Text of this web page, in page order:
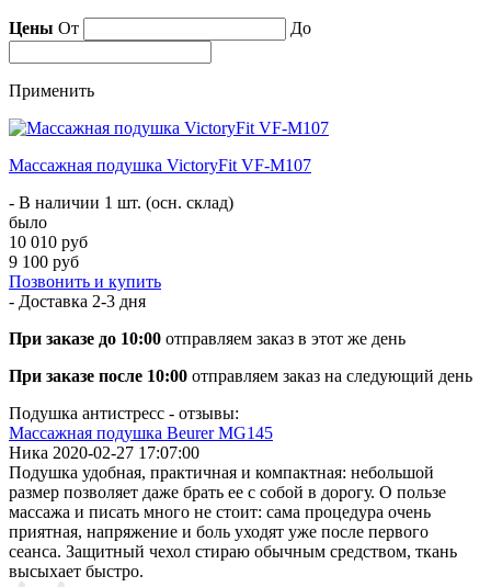
Цены От До
Применить
Массажная подушка VictoryFit VF-M107
- В наличии 1 шт. (осн. склад)
было
10 010 руб
9 100 руб
Позвонить и купить
- Доставка 2-3 дня
При заказе до 10:00 отправляем заказ в этот же день
При заказе после 10:00 отправляем заказ на следующий день
Подушка антистресс - отзывы:
Массажная подушка Beurer MG145
Ника 2020-02-27 17:07:00
Подушка удобная, практичная и компактная: небольшой
размер позволяет даже брать ее с собой в дорогу. О пользе
массажа и писать много не стоит: сама процедура очень
приятная, напряжение и боль уходят уже после первого
сеанса. Защитный чехол стираю обычным средством, ткань
высыхает быстро.